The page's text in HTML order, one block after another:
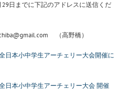
29日までに下記のアドレスに送信くだ
（高野橋）
日本小中学生アーチェリー大会開催に
日本小中学生アーチェリー大会 開催